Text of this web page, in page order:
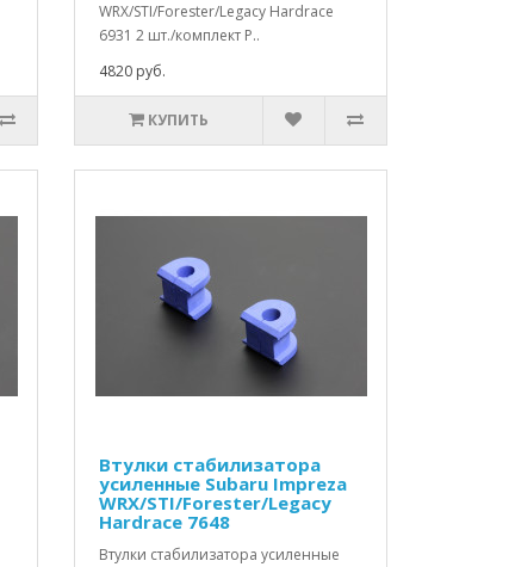
WRX/STI/Forester/Legacy Hardrace
6931 2 шт./комплект Р..
4820 руб.
КУПИТЬ
Втулки стабилизатора
усиленные Subaru Impreza
WRX/STI/Forester/Legacy
Hardrace 7648
Втулки стабилизатора усиленные